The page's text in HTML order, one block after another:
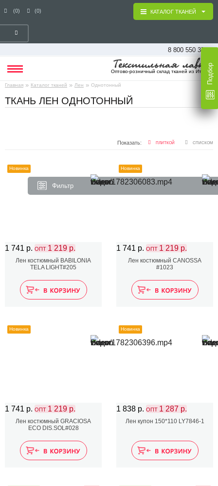
(0) (0)
8 800 550 37 16
Оптово-розничный склад тканей из Италии
Главная » Каталог тканей » Лен » Однотонный
КАТАЛОГ ТКАНЕЙ
ТКАНЬ ЛЕН ОДНОТОННЫЙ
Подбор
Фильтр
Показать: ПЛИТКОЙ СПИСКОМ
1 741 р. ОПТ 1 219 р.
Новинка
Лен костюмный BABILONIA
TELA LIGHT#205
1 741 р. ОПТ 1 219 р.
Новинка
Лен костюмный CANOSSA
#1023
1 741 р. ОПТ 1 219 р.
Новинка
Лен костюмный GRACIOSA
ECO DIS.SOL#028
1 838 р. ОПТ 1 287 р.
Новинка
Лен купон 150*110 LY7846-1